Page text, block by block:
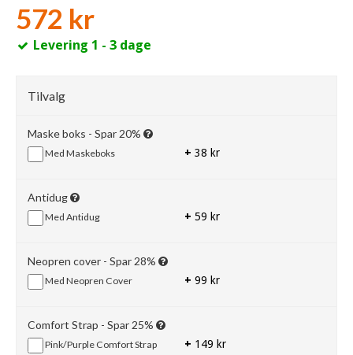
572 kr
Levering 1 - 3 dage
Tilvalg
Maske boks - Spar 20%
Med Maskeboks + 38 kr
Antidug
Med Antidug + 59 kr
Neopren cover - Spar 28%
Med Neopren Cover + 99 kr
Comfort Strap - Spar 25%
Pink/Purple Comfort Strap + 149 kr